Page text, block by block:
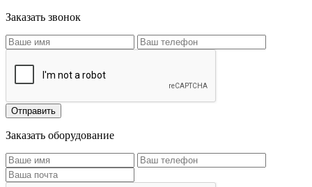
Заказать звонок
Заказать оборудование